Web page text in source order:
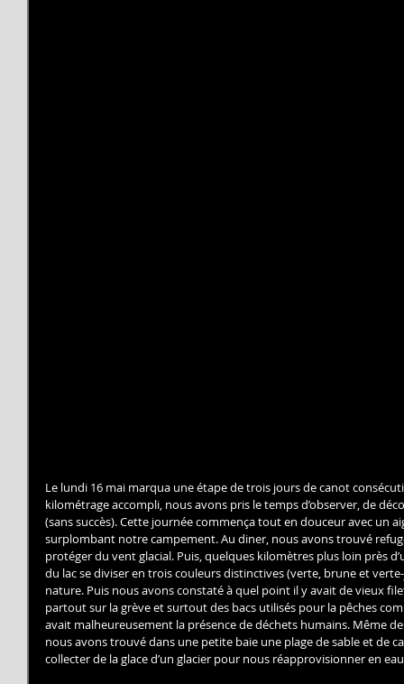
Le lundi 16 mai marqua une étape de trois jours de canot
kilométrage accompli, nous avons pris le temps d’observer, de
(sans succès). Cette journée commença tout en douceur avec un
surplombant notre campement. Au diner, nous avons trouvé
protéger du vent glacial. Puis, quelques kilomètres plus loin près
du lac se diviser en trois couleurs distinctives (verte, brune et
nature. Puis nous avons constaté à quel point il y avait de vieux
partout sur la grève et surtout des bacs utilisés pour la pêches
avait malheureusement la présence de déchets humains. Même
nous avons trouvé dans une petite baie une plage de sable et de
collecter de la glace d’un glacier pour nous réapprovisionner en